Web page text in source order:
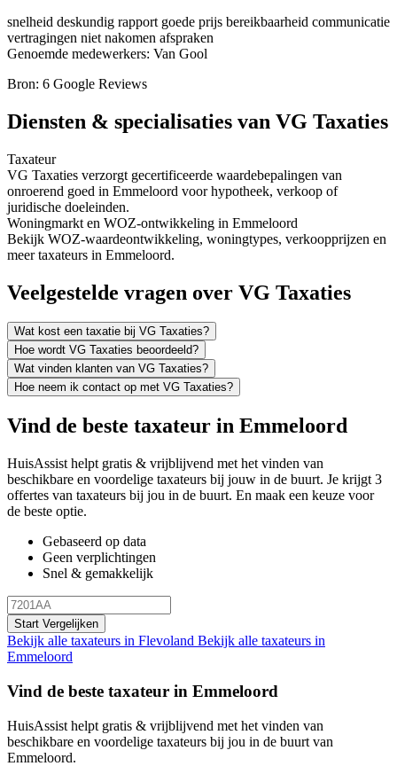
snelheid deskundig rapport goede prijs bereikbaarheid communicatie
vertragingen niet nakomen afspraken
Genoemde medewerkers: Van Gool
Bron: 6 Google Reviews
Diensten & specialisaties van VG Taxaties
Taxateur
VG Taxaties verzorgt gecertificeerde waardebepalingen van
onroerend goed in Emmeloord voor hypotheek, verkoop of
juridische doeleinden.
Woningmarkt en WOZ-ontwikkeling in Emmeloord
Bekijk WOZ-waardeontwikkeling, woningtypes, verkoopprijzen en
meer taxateurs in Emmeloord.
Veelgestelde vragen over VG Taxaties
Wat kost een taxatie bij VG Taxaties?
Hoe wordt VG Taxaties beoordeeld?
Wat vinden klanten van VG Taxaties?
Hoe neem ik contact op met VG Taxaties?
Vind de beste taxateur in Emmeloord
HuisAssist helpt gratis & vrijblijvend met het vinden van
beschikbare en voordelige taxateurs bij jouw in de buurt. Je krijgt 3
offertes van taxateurs bij jou in de buurt. En maak een keuze voor
de beste optie.
Gebaseerd op data
Geen verplichtingen
Snel & gemakkelijk
Start Vergelijken
Bekijk alle taxateurs in Flevoland Bekijk alle taxateurs in
Emmeloord
Vind de beste taxateur in Emmeloord
HuisAssist helpt gratis & vrijblijvend met het vinden van
beschikbare en voordelige taxateurs bij jou in de buurt van
Emmeloord.